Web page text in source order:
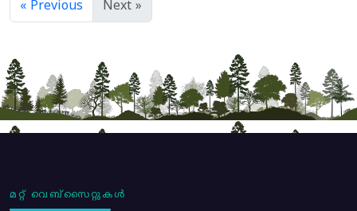
« Previous Next »
മറ്റ് വെബ്സൈറ്റുകൾ